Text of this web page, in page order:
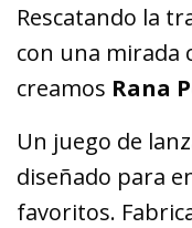
Rescatando la
con una mirada
creamos Rana
Un juego de
diseñado para
favoritos.